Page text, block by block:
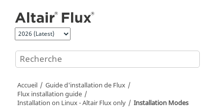
Accueil
Guide d'installation de Flux
Flux installation guide
Installation on Linux -Altair Fluxonly Installation Modes